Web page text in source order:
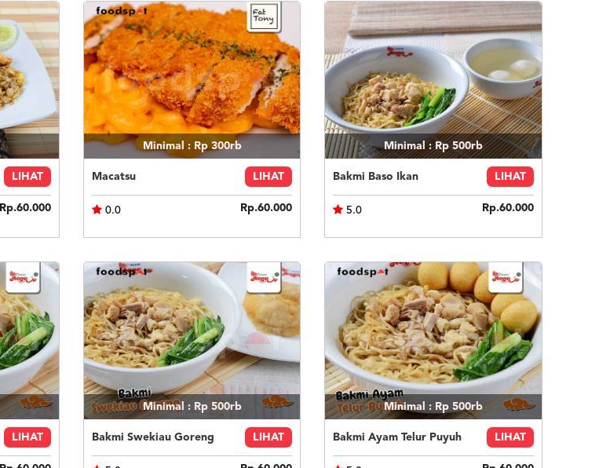
LIHAT
Rp.60.000
Minimal : Rp 300rb
Macatsu LIHAT
0.0 Rp.60.000
Minimal : Rp 500rb
Bakmi Baso Ikan LIHAT
5.0 Rp.60.000
LIHAT
Minimal : Rp 500rb
Bakmi Swekiau Goreng LIHAT
Minimal : Rp 500rb
Bakmi Ayam Telur Puyuh LIHAT